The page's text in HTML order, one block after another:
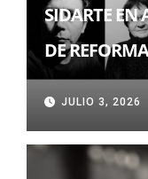
SIDARTE EN
DE
JULIO 3, 2026